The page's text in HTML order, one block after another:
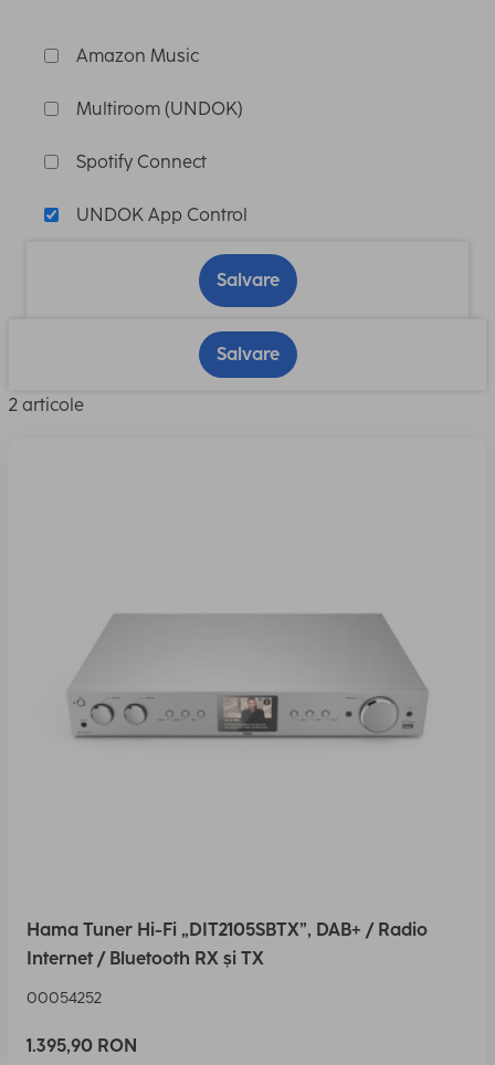
Amazon Music
Multiroom (UNDOK)
Spotify Connect
UNDOK App Control
Salvare
Salvare
2 articole
Hama Tuner Hi-Fi „DIT2105SBTX”, DAB+ / Radio
Internet / Bluetooth RX și TX
00054252
1.395,90 RON